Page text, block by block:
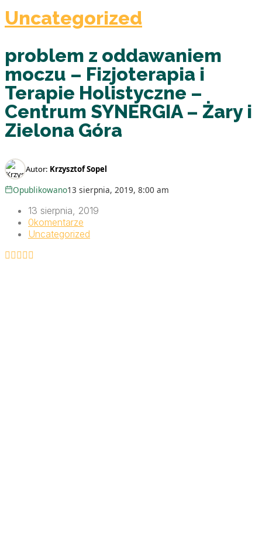
Uncategorized
problem z oddawaniem
moczu – Fizjoterapia i
Terapie Holistyczne –
Centrum SYNERGIA – Żary i
Zielona Góra
Autor: Krzysztof Sopel
Opublikowano13 sierpnia, 2019, 8:00 am
13 sierpnia, 2019
0komentarze
Uncategorized